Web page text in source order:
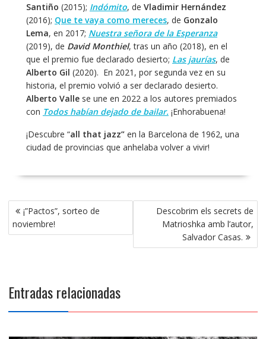
Santiño (2015); Indómito, de Vladimir Hernández
(2016); Que te vaya como mereces, de Gonzalo
Lema, en 2017; Nuestra señora de la Esperanza
(2019), de David Monthiel, tras un año (2018), en el
que el premio fue declarado desierto; Las jaurías, de
Alberto Gil (2020). En 2021, por segunda vez en su
historia, el premio volvió a ser declarado desierto.
Alberto Vallese une en 2022 a los autores premiados
con Todos habían dejado de bailar. ¡Enhorabuena!
¡Descubre “all that jazz”en la Barcelona de 1962, una
ciudad de provincias que anhelaba volver a vivir!
Navegación
de
entradas
¡”Pactos”, sorteo de
noviembre!
Descobrim els secrets de
Matrioshka amb l’autor,
Salvador Casas.
Entradas relacionadas